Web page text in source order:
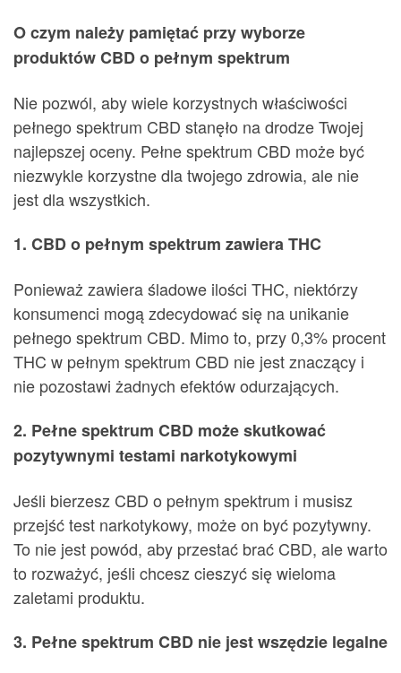
O czym należy pamiętać przy wyborze
produktów CBD o pełnym spektrum
Nie pozwól, aby wiele korzystnych właściwości
pełnego spektrum CBD stanęło na drodze Twojej
najlepszej oceny. Pełne spektrum CBD może być
niezwykle korzystne dla twojego zdrowia, ale nie
jest dla wszystkich.
1. CBD o pełnym spektrum zawiera THC
Ponieważ zawiera śladowe ilości THC, niektórzy
konsumenci mogą zdecydować się na unikanie
pełnego spektrum CBD. Mimo to, przy 0,3% procent
THC w pełnym spektrum CBD nie jest znaczący i
nie pozostawi żadnych efektów odurzających.
2. Pełne spektrum CBD może skutkować
pozytywnymi testami narkotykowymi
Jeśli bierzesz CBD o pełnym spektrum i musisz
przejść test narkotykowy, może on być pozytywny.
To nie jest powód, aby przestać brać CBD, ale warto
to rozważyć, jeśli chcesz cieszyć się wieloma
zaletami produktu.
3. Pełne spektrum CBD nie jest wszędzie legalne